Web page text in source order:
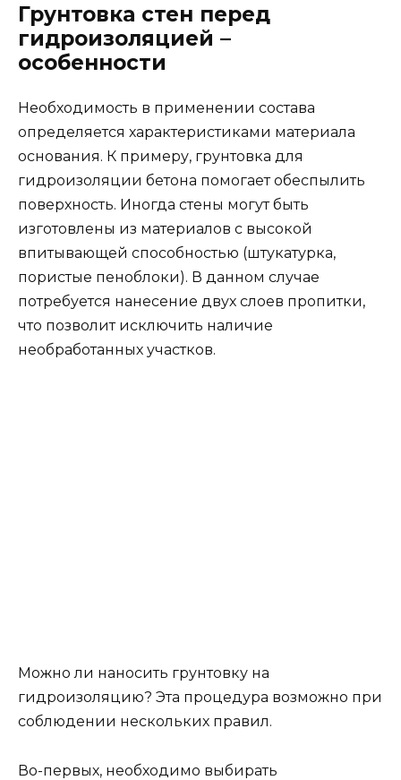
Грунтовка стен перед
гидроизоляцией –
особенности
Необходимость в применении состава
определяется характеристиками материала
основания. К примеру, грунтовка для
гидроизоляции бетона помогает обеспылить
поверхность. Иногда стены могут быть
изготовлены из материалов с высокой
впитывающей способностью (штукатурка,
пористые пеноблоки). В данном случае
потребуется нанесение двух слоев пропитки,
что позволит исключить наличие
необработанных участков.
Можно ли наносить грунтовку на
гидроизоляцию? Эта процедура возможно при
соблюдении нескольких правил.
Во-первых, необходимо выбирать